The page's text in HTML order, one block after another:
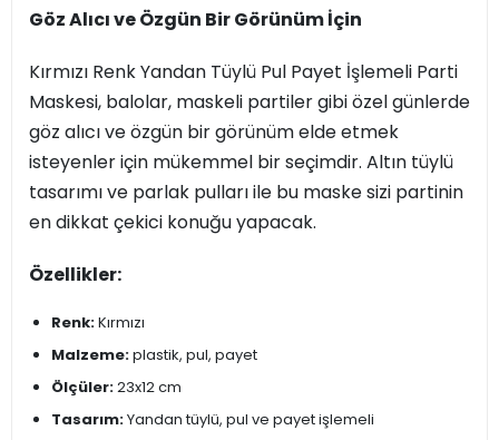
Göz Alıcı ve Özgün Bir Görünüm İçin
Kırmızı Renk Yandan Tüylü Pul Payet İşlemeli Parti
Maskesi, balolar, maskeli partiler gibi özel günlerde
göz alıcı ve özgün bir görünüm elde etmek
isteyenler için mükemmel bir seçimdir. Altın tüylü
tasarımı ve parlak pulları ile bu maske sizi partinin
en dikkat çekici konuğu yapacak.
Özellikler:
Renk:Kırmızı
Malzeme:plastik, pul, payet
Ölçüler:23x12 cm
Tasarım:Yandan tüylü, pul ve payet işlemeli